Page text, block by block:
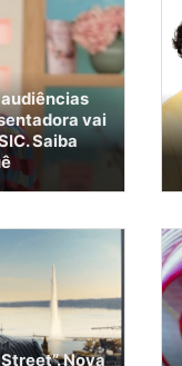
vai
Saiba
Nova